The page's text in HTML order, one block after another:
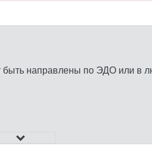
быть направлены по ЭДО или в